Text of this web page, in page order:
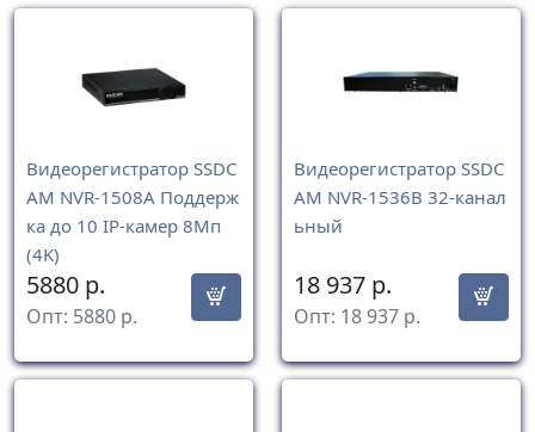
Видеорегистратор SSDC
AM NVR-1508A Поддерж
ка до 10 IP-камер 8Мп
(4K)
5880 р.
Опт: 5880 р.
Видеорегистратор SSDC
AM NVR-1536B 32-канал
ьный
18 937 р.
Опт: 18 937 р.